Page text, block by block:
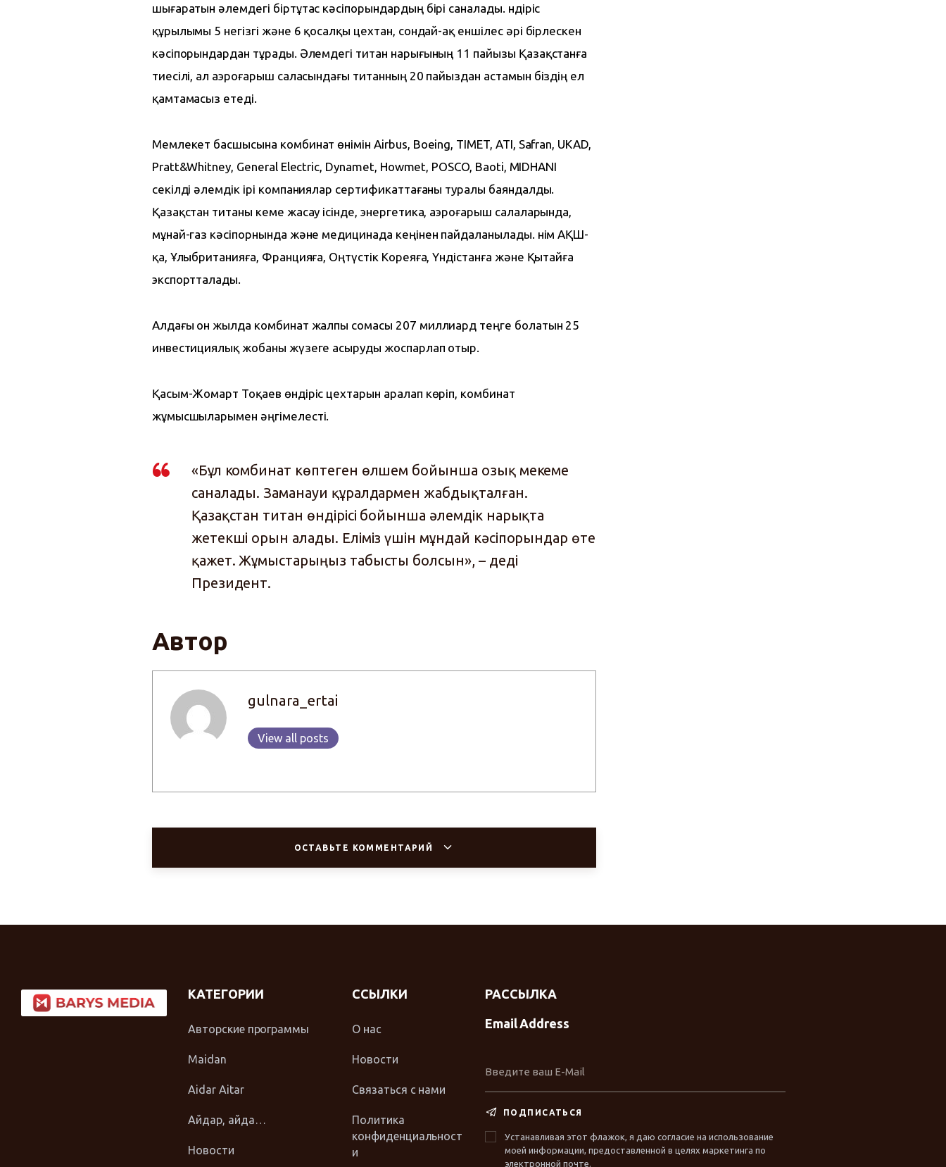
шығаратын әлемдегі біртұтас кәсіпорындардың бірі саналады. Өндіріс
құрылымы 5 негізгі және 6 қосалқы цехтан, сондай-ақ еншілес әрі бірлескен
кәсіпорындардан тұрады. Әлемдегі титан нарығының 11 пайызы Қазақстанға
тиесілі, ал аэроғарыш саласындағы титанның 20 пайыздан астамын біздің ел
қамтамасыз етеді.
Мемлекет басшысына комбинат өнімін Airbus, Boeing, TIMET, ATI, Safran, UKAD,
Pratt&Whitney, General Electric, Dynamet, Howmet, POSCO, Baoti, MIDHANI
секілді әлемдік ірі компаниялар сертификаттағаны туралы баяндалды.
Қазақстан титаны кеме жасау ісінде, энергетика, аэроғарыш салаларында,
мұнай-газ кәсіпорнында және медицинада кеңінен пайдаланылады. Өнім АҚШ-
қа, Ұлыбританияға, Францияға, Оңтүстік Кореяға, Үндістанға және Қытайға
экспортталады.
Алдағы он жылда комбинат жалпы сомасы 207 миллиард теңге болатын 25
инвестициялық жобаны жүзеге асыруды жоспарлап отыр.
Қасым-Жомарт Тоқаев өндіріс цехтарын аралап көріп, комбинат
жұмысшыларымен әңгімелесті.
«Бұл комбинат көптеген өлшем бойынша озық мекеме
саналады. Заманауи құралдармен жабдықталған.
Қазақстан титан өндірісі бойынша әлемдік нарықта
жетекші орын алады. Еліміз үшін мұндай кәсіпорындар өте
қажет. Жұмыстарыңыз табысты болсын», – деді
Президент.
Автор
gulnara_ertai
View all posts
ОСТАВЬТЕ КОММЕНТАРИЙ
КАТЕГОРИИ
Авторские программы
Maidan
Aidar Aitar
Айдар, айда…
Новости
ССЫЛКИ
О нас
Новости
Связаться с нами
Политика
конфиденциальност
и
РАССЫЛКА
Email Address
ПОДПИСАТЬСЯ
Устанавливая этот флажок, я даю согласие на использование
моей информации, предоставленной в целях маркетинга по
электронной почте.